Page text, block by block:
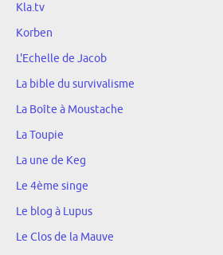
Kla.tv
Korben
L'Echelle de Jacob
La bible du survivalisme
La Boîte à Moustache
La Toupie
La une de Keg
Le 4ème singe
Le blog à Lupus
Le Clos de la Mauve